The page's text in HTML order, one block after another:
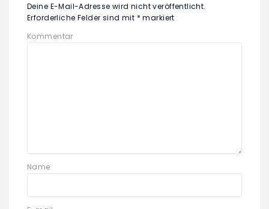
Deine E-Mail-Adresse wird nicht veröffentlicht.
Erforderliche Felder sind mit * markiert
Kommentar
Name